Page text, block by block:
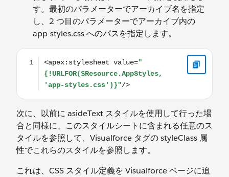
す。最初のパラメーターでアーカイブ名を指定
し、2 つ目のパラメーターでアーカイブ内の
app-styles.css へのパスを指定します。
<apex:stylesheet
次に、以前に asideText スタイルを使用して行った場
合と同様に、このスタイルシートに含まれる任意のス
タイルを参照して、Visualforce タグの styleClass 属
性でこれらのスタイルを参照します。
これは、CSS スタイル定義を Visualforce ページに追